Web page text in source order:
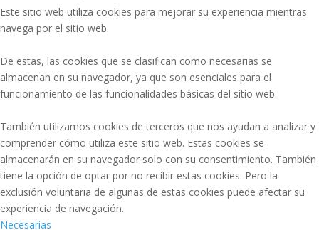
Este sitio web utiliza cookies para mejorar su experiencia mientras
navega por el sitio web.
De estas, las cookies que se clasifican como necesarias se
almacenan en su navegador, ya que son esenciales para el
funcionamiento de las funcionalidades básicas del sitio web.
También utilizamos cookies de terceros que nos ayudan a analizar y
comprender cómo utiliza este sitio web. Estas cookies se
almacenarán en su navegador solo con su consentimiento. También
tiene la opción de optar por no recibir estas cookies. Pero la
exclusión voluntaria de algunas de estas cookies puede afectar su
experiencia de navegación.
Necesarias